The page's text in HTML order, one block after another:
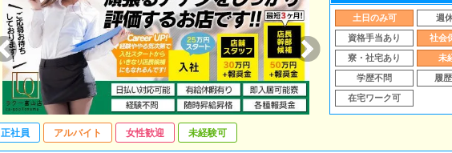
土日のみ可 週
資格手当あり 社会
寮・社宅あり 未
学歴不問 履
在宅ワーク可
正社員 アルバイト 女性歓迎 未経験可